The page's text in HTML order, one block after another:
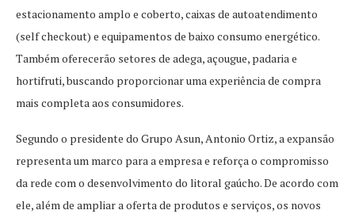
estacionamento amplo e coberto, caixas de autoatendimento
(self checkout) e equipamentos de baixo consumo energético.
Também oferecerão setores de adega, açougue, padaria e
hortifruti, buscando proporcionar uma experiência de compra
mais completa aos consumidores.
Segundo o presidente do Grupo Asun, Antonio Ortiz, a expansão
representa um marco para a empresa e reforça o compromisso
da rede com o desenvolvimento do litoral gaúcho. De acordo com
ele, além de ampliar a oferta de produtos e serviços, os novos